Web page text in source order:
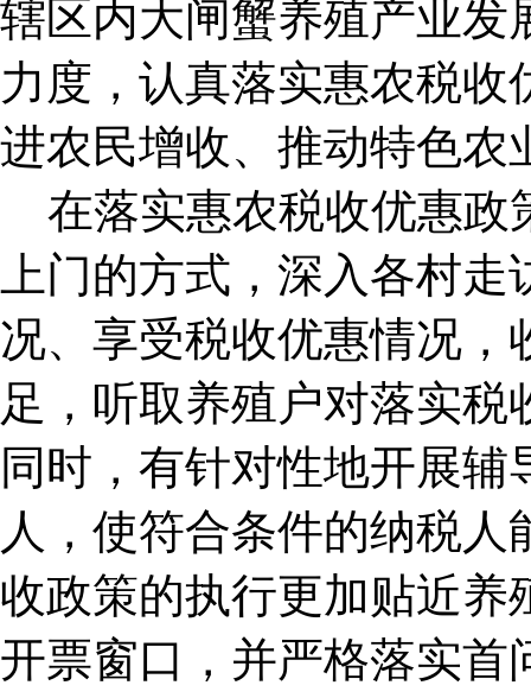
辖区内大闸蟹养殖产业发
力度，认真落实惠农税
进农民增收、推动特色农
在落实惠农税收优惠政
上门的方式，深入各村
况、享受税收优惠情况，
足，听取养殖户对落实
同时，有针对性地开展
人，使符合条件的纳税
收政策的执行更加贴近养
开票窗口，并严格落实首